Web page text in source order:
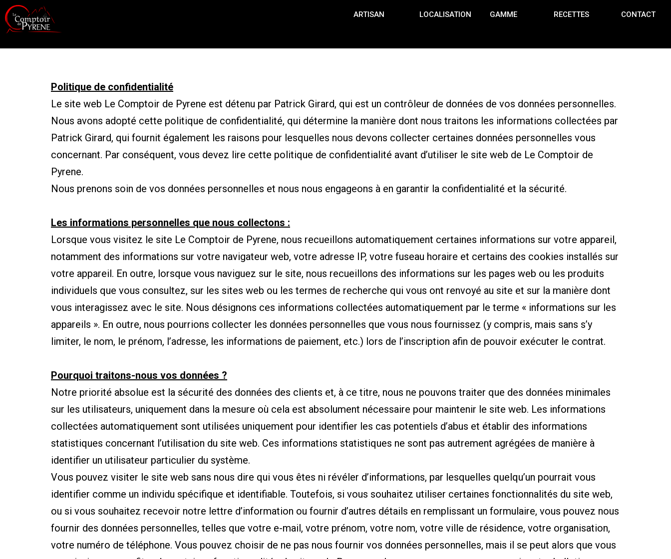
ARTISAN LOCALISATION GAMME RECETTES CONTACT
Politique de confidentialité
Le site web Le Comptoir de Pyrene est détenu par Patrick Girard, qui est un contrôleur de données de vos données personnelles.
Nous avons adopté cette politique de confidentialité, qui détermine la manière dont nous traitons les informations collectées par
Patrick Girard, qui fournit également les raisons pour lesquelles nous devons collecter certaines données personnelles vous
concernant. Par conséquent, vous devez lire cette politique de confidentialité avant d’utiliser le site web de Le Comptoir de
Pyrene.
Nous prenons soin de vos données personnelles et nous nous engageons à en garantir la confidentialité et la sécurité.
Les informations personnelles que nous collectons :
Lorsque vous visitez le site Le Comptoir de Pyrene, nous recueillons automatiquement certaines informations sur votre appareil,
notamment des informations sur votre navigateur web, votre adresse IP, votre fuseau horaire et certains des cookies installés sur
votre appareil. En outre, lorsque vous naviguez sur le site, nous recueillons des informations sur les pages web ou les produits
individuels que vous consultez, sur les sites web ou les termes de recherche qui vous ont renvoyé au site et sur la manière dont
vous interagissez avec le site. Nous désignons ces informations collectées automatiquement par le terme « informations sur les
appareils ». En outre, nous pourrions collecter les données personnelles que vous nous fournissez (y compris, mais sans s’y
limiter, le nom, le prénom, l’adresse, les informations de paiement, etc.) lors de l’inscription afin de pouvoir exécuter le contrat.
Pourquoi traitons-nous vos données ?
Notre priorité absolue est la sécurité des données des clients et, à ce titre, nous ne pouvons traiter que des données minimales
sur les utilisateurs, uniquement dans la mesure où cela est absolument nécessaire pour maintenir le site web. Les informations
collectées automatiquement sont utilisées uniquement pour identifier les cas potentiels d’abus et établir des informations
statistiques concernant l’utilisation du site web. Ces informations statistiques ne sont pas autrement agrégées de manière à
identifier un utilisateur particulier du système.
Vous pouvez visiter le site web sans nous dire qui vous êtes ni révéler d’informations, par lesquelles quelqu’un pourrait vous
identifier comme un individu spécifique et identifiable. Toutefois, si vous souhaitez utiliser certaines fonctionnalités du site web,
ou si vous souhaitez recevoir notre lettre d’information ou fournir d’autres détails en remplissant un formulaire, vous pouvez nous
fournir des données personnelles, telles que votre e-mail, votre prénom, votre nom, votre ville de résidence, votre organisation,
votre numéro de téléphone. Vous pouvez choisir de ne pas nous fournir vos données personnelles, mais il se peut alors que vous